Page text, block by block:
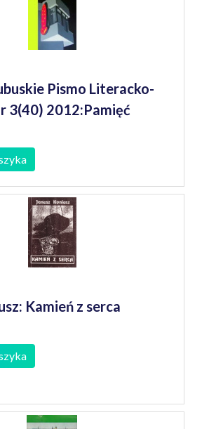
Pismo Literacko-
3(40) 2012:Pamięć
Kamień z serca